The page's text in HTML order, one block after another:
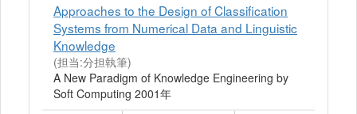
Approaches to the Design of Classification
Systems from Numerical Data and Linguistic
Knowledge
(担当:分担執筆)
A New Paradigm of Knowledge Engineering by
Soft Computing 2001年